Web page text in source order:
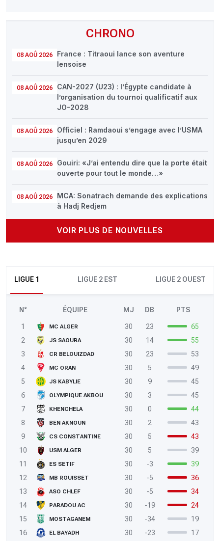
CHRONO
08 AOÛ 2026
France : Titraoui lance son aventure
lensoise
08 AOÛ 2026
CAN-2027 (U23) : l’Égypte candidate à
l’organisation du tournoi qualificatif aux
JO-2028
08 AOÛ 2026
Officiel : Ramdaoui s’engage avec l’USMA
jusqu’en 2029
08 AOÛ 2026
Gouiri: «J’ai entendu dire que la porte était
ouverte pour tout le monde…»
08 AOÛ 2026
MCA: Sonatrach demande des explications
à Hadj Redjem
VOIR PLUS DE NOUVELLES
LIGUE 1 LIGUE 2 EST LIGUE 2 OUEST
N° ÉQUIPE MJ DB PTS
1 MC ALGER 30 23
65
2
JS SAOURA 30 14
55
3
CR BELOUIZDAD 30 23
53
4
MC ORAN 30 5
49
5
JS KABYLIE 30 9
45
6
OLYMPIQUE AKBOU 30 3
45
7
KHENCHELA 30 0
44
8
BEN AKNOUN 30 2
43
9
CS CONSTANTINE 30 5
43
10
USM ALGER 30 5
39
11
ES SETIF 30 -3
39
12
MB ROUISSET 30 -5
36
13
ASO CHLEF 30 -5
34
14
PARADOU AC 30 -19
24
15
MOSTAGANEM 30 -34
19
16
EL BAYADH 30 -23 17